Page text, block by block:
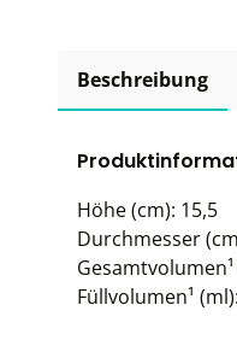
Beschreibung
Höhe (cm): 15,5
Durchmesser
Füllvolumen¹